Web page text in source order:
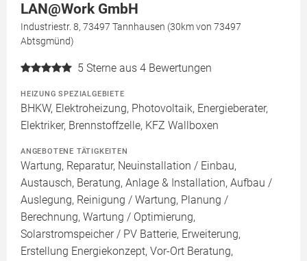
LAN@Work GmbH
Industriestr. 8, 73497 Tannhausen (30km von 73497
Abtsgmünd)
5 Sterne aus 4 Bewertungen
HEIZUNG SPEZIALGEBIETE
BHKW, Elektroheizung, Photovoltaik, Energieberater,
Elektriker, Brennstoffzelle, KFZ Wallboxen
ANGEBOTENE TÄTIGKEITEN
Wartung, Reparatur, Neuinstallation / Einbau,
Austausch, Beratung, Anlage & Installation, Aufbau /
Auslegung, Reinigung / Wartung, Planung /
Berechnung, Wartung / Optimierung,
Solarstromspeicher / PV Batterie, Erweiterung,
Erstellung Energiekonzept, Vor-Ort Beratung,